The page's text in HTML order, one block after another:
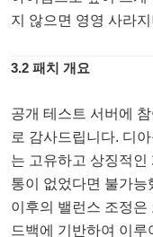
지 않으면 영영 사라
3.2 패치 개요
공개 테스트 서버에
로 감사드립니다. 디
는 고유하고 상징적
통이 없었다면 불가능
이후의 밸런스 조정은
드백에 기반하여 이루